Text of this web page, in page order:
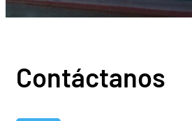
Contáctanos